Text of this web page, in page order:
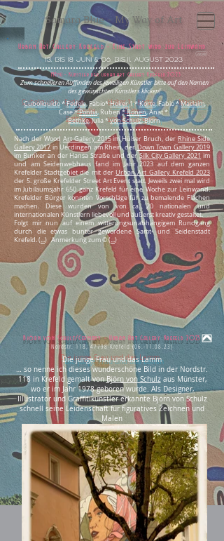
Samara Blue - My Way of Art
Urban Art Gallery Krefeld - Eine Stadt wird zur Leinwand
13. bis 18 Juni & 06. bis 11. August 2023
zurück
MEnü - Künstler der urban art Gallery Krefeld 2023
Zum schnelleren Auffinden des jeweiligen Künstler bitte auf den Namen
des gewünschten Künstlers klicken!
Cuboliquido*Fedele, Fabio*Hoker1*Korte,Fabio *Maclaim,
Case *Pontia, Ruben *Ronen, Anat *
Bethke, Julia *von Schulz, Björn
Nach der Wood Art Gallery 2015im Hülser Bruch, derRhine Side
Gallery 2017in Uerdingen am Rhein, der Down Town Gallery 2019
im Bunker an der Hansa Straße und derSilk City Gallery 2021 im
und am Seidenwebhaus fand im Jahr 2023 auf dem ganzen
Krefelder Stadtgebiet die mit derUrban Art Gallery Krefeld 2023
der 5. große Krefelder Street Art Event statt. Jeweils zwei mal wird
im Jubiläumsjahr 650 ganz Krefeld für eine Woche zur Leinwand.
Krefelder Bürger konnten Vorschläge für zu bemalende Flächen
machen. Diese wurden von von ca. 20 nationalen und
internationalen Künstlern liebevoll und äußerst kreativ gestaltet.
Folgt mir nun auf einem witterungsunabhängigem Rundgang
durch die etwas bunter gewordene Samt- und Seidenstadt
Krefeld. (...) Anmerkung zum © (...)
Björn von Schulz/Germany - Urban Art Gallery Krefeld 2023
Nordstr. 118,47798 Krefeld(06.-11.08.23)
Die junge Frau und das Lamm
… so nenne ich dieses wunderschöne Bild in der Nordstr.
118 in Krefeld gemalt vonBjörn von Schulzaus Münster,
wo er im Jahr 1978 geboren wurde. Als Designer,
Illustrator und Graffitikünstler erkannte Björn von Schulz
schnell seine Leidenschaft für figuratives Zeichnen und
Malen